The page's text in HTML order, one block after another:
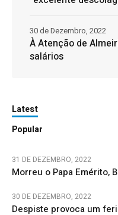
À Atenção de
salários
30 de Dezembro, 2022
Latest
Popular
31 DE DEZEMBRO, 2022
Morreu o Papa Emérito,
30 DE DEZEMBRO, 2022
Despiste provoca um